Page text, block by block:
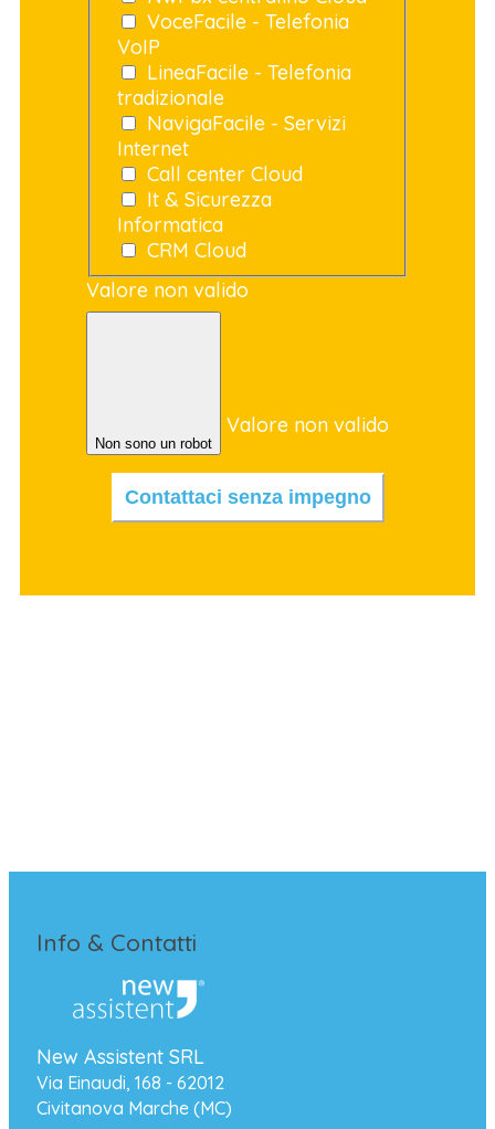
VoceFacile - Telefonia
VoIP
LineaFacile - Telefonia
tradizionale
NavigaFacile - Servizi
Internet
Call center Cloud
It & Sicurezza
Informatica
CRM Cloud
Valore non valido
Non sono un robot
Valore non valido
Contattaci senza impegno
Info & Contatti
New Assistent SRL
Via Einaudi, 168 - 62012
Civitanova Marche (MC)